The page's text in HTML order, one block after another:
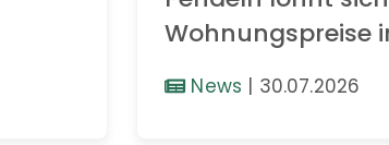
Wohnungspreise
News | 30.07.2026